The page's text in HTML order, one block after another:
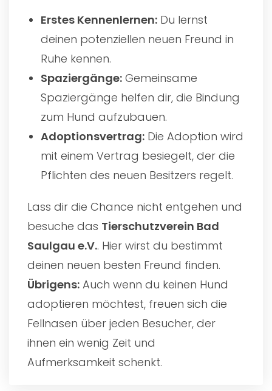
Erstes Kennenlernen: Du lernst
deinen potenziellen neuen Freund in
Ruhe kennen.
Spaziergänge: Gemeinsame
Spaziergänge helfen dir, die Bindung
zum Hund aufzubauen.
Adoptionsvertrag: Die Adoption wird
mit einem Vertrag besiegelt, der die
Pflichten des neuen Besitzers regelt.
Lass dir die Chance nicht entgehen und
besuche das Tierschutzverein Bad
Saulgau e.V.. Hier wirst du bestimmt
deinen neuen besten Freund finden.
Übrigens: Auch wenn du keinen Hund
adoptieren möchtest, freuen sich die
Fellnasen über jeden Besucher, der
ihnen ein wenig Zeit und
Aufmerksamkeit schenkt.